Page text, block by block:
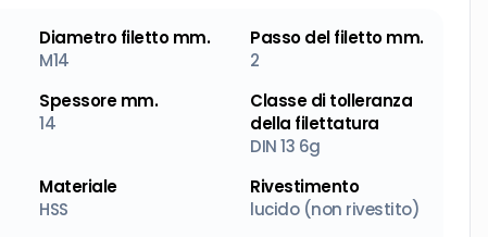
Diametro filetto mm.
M14
Passo del filetto mm.
2
Spessore mm.
14
Classe di tolleranza
della filettatura
DIN 13 6g
Materiale
HSS
Rivestimento
lucido (non rivestito)